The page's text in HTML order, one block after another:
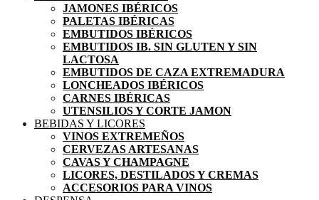
JAMONES IBÉRICOS
PALETAS IBÉRICAS
EMBUTIDOS IBÉRICOS
EMBUTIDOS IB. SIN GLUTEN Y SIN
LACTOSA
EMBUTIDOS DE CAZA EXTREMADURA
LONCHEADOS IBÉRICOS
CARNES IBÉRICAS
UTENSILIOS Y CORTE JAMON
BEBIDAS Y LICORES
VINOS EXTREMEÑOS
CERVEZAS ARTESANAS
CAVAS Y CHAMPAGNE
LICORES, DESTILADOS Y CREMAS
ACCESORIOS PARA VINOS